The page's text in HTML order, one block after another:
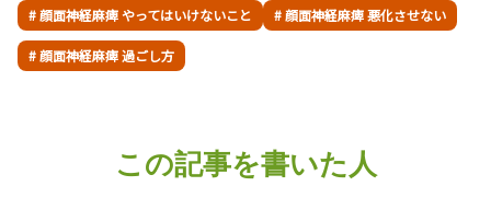
# 顔面神経麻痺 やってはいけないこと # 顔面神経麻痺 悪化させない
# 顔面神経麻痺 過ごし方
この記事を書いた人